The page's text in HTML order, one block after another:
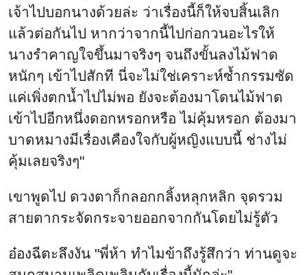
เจ้าไปบอกนางด้วยล่ะ ว่าเรื่องนี้ก็ให้จบสิ้นเลิก
แล้วต่อกันไป หากว่าจากนี้ไปก่อกวนอะไรให้
นางรำคาญใจขึ้นมาจริงๆ จนถึงขั้นลงไม้ฟาด
หนักๆ เข้าไปสักที นี่จะไม่ใช่เคราะห์ซ้ำกรรมซัด
แค่เพิ่งตกน้ำไปไม่พอ ยังจะต้องมาโดนไม้ฟาด
เข้าไปอีกหนึ่งดอกหรอกหรือ ไม่คุ้มหรอก ต้องมา
บาดหมางมีเรื่องเคืองใจกับผู้หญิงแบบนี้ ช่างไม่
คุ้มเลยจริงๆ"
เขาพูดไป ดวงตาก็กลอกกลิ้งหลุกหลิก จุดรวม
สายตากระจัดกระจายออกจากกันโดยไม่รู้ตัว
อ๋องฉีตะลึงงัน "พี่ห้า ทำไมข้าถึงรู้สึกว่า ท่านดูจะ